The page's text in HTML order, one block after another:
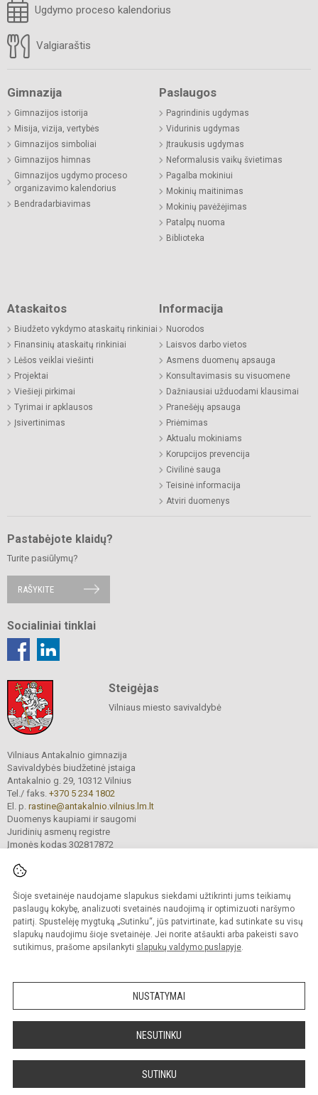
Šioje svetainėje naudojame slapukus siekdami užtikrinti jums teikiamų
paslaugų kokybę, analizuoti svetainės naudojimą ir optimizuoti naršymo
patirtį. Spustelėję mygtuką „Sutinku“, jūs patvirtinate, kad sutinkate su visų
slapukų naudojimu šioje svetainėje. Jei norite atšaukti arba pakeisti savo
sutikimus, prašome apsilankyti slapukų valdymo puslapyje.
NUSTATYMAI
NESUTINKU
SUTINKU
Ugdymo proceso kalendorius
Valgiaraštis
Gimnazija
Gimnazijos istorija
Misija, vizija, vertybės
Gimnazijos simboliai
Gimnazijos himnas
Gimnazijos ugdymo proceso
organizavimo kalendorius
Bendradarbiavimas
Paslaugos
Pagrindinis ugdymas
Vidurinis ugdymas
Įtraukusis ugdymas
Neformalusis vaikų švietimas
Pagalba mokiniui
Mokinių maitinimas
Mokinių pavėžėjimas
Patalpų nuoma
Biblioteka
Ataskaitos
Biudžeto vykdymo ataskaitų rinkiniai
Finansinių ataskaitų rinkiniai
Lėšos veiklai viešinti
Projektai
Viešieji pirkimai
Tyrimai ir apklausos
Įsivertinimas
Informacija
Nuorodos
Laisvos darbo vietos
Asmens duomenų apsauga
Konsultavimasis su visuomene
Dažniausiai užduodami klausimai
Pranešėjų apsauga
Priėmimas
Aktualu mokiniams
Korupcijos prevencija
Civilinė sauga
Teisinė informacija
Atviri duomenys
Pastabėjote klaidų?
Turite pasiūlymų?
RAŠYKITE
Socialiniai tinklai
Steigėjas
Vilniaus miesto savivaldybė
Vilniaus Antakalnio gimnazija
Savivaldybės biudžetinė įstaiga
Antakalnio g. 29, 10312 Vilnius
Tel./ faks. +370 5 234 1802
El. p. rastine@antakalnio.vilnius.lm.lt
Duomenys kaupiami ir saugomi
Juridinių asmenų registre
Įmonės kodas 302817872
© 2026. Vilniaus Antakalnio gimnazija. Visos teisės saugomos.
Kopijuoti turinį be raštiško gimnazijos sutikimo griežtai draudžiama.
Versija neįgaliesiems Slapukų valdymas